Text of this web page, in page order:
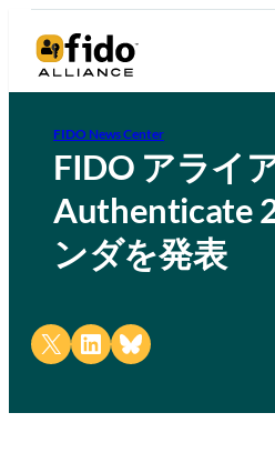
FIDO News Center
FIDO アライ
Authenticate
ンダを発表
Share on X Share on LinkedIn
Share on Bluesky